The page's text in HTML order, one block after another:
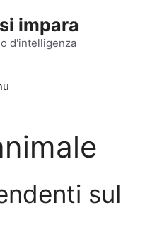
impara
d'intelligenza
sul